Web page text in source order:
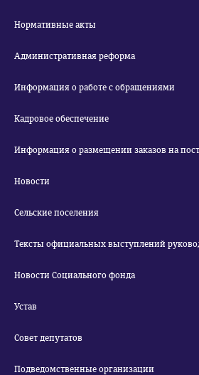
Нормативные акты
Административная реформа
Информация о работе с обращениями
Кадровое обеспечение
Информация о размещении заказов на
Новости
Сельские поселения
Тексты официальных выступлений
Новости Социального фонда
Устав
Совет депутатов
Подведомственные организации